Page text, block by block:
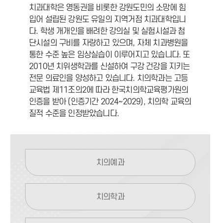
치과대학은 영동권을 비롯한 강원도민의 소망에 힘
입어 설립된 강원도 유일의 지역거점 치과대학입니
다. 학생 개개인을 배려한 강의실 및 실험시설과 첨
단시설의 구비를 자랑하고 있으며, 자체 치과병원을
통한 수준 높은 임상실습이 이루어지고 있습니다. 또
2010년 치위생학과를 신설하여 구강 건강을 지키는
전문 의료인을 양성하고 있습니다. 치의학과는 고등
교육법 제11조의2에 따라 한국치의학교육평가원의
인증을 받아 (인증기간 2024~2029), 치의학 교육의
질적 수준을 인정받았습니다.
치의예과
치의학과